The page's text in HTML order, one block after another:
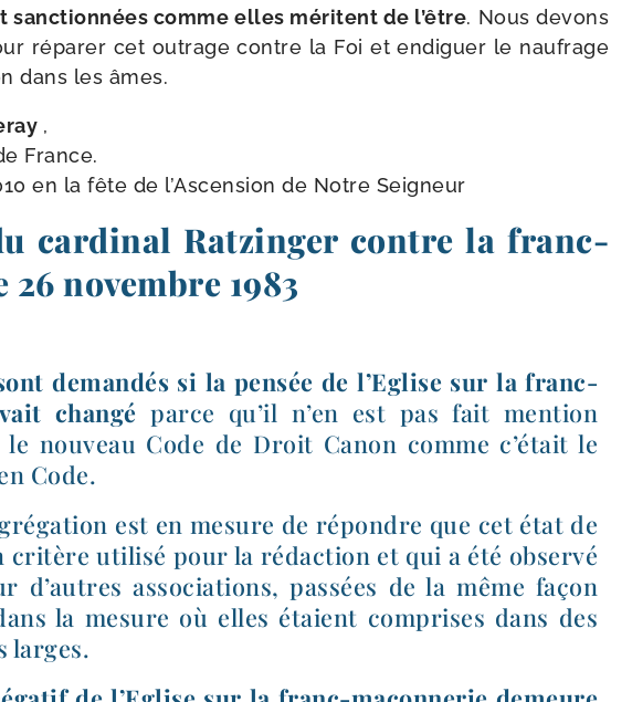
sanc­tion­nées comme elles méritent de l’être. Nous devons
répa­rer cet outrage contre la Foi et endi­guer le nau­frage
dans les âmes.
,
France.
en la fête de l’Ascension de Notre Seigneur
cardinal Ratzinger contre la franc-​
novembre 1983
deman­dés si la pen­sée de l’Eglise sur la franc-​
chan­gé parce qu’il n’en est pas fait men­tion
le nou­veau Code de Droit Canon comme c’é­tait le
Code.
est en mesure de répondre que cet état de
cri­tère uti­li­sé pour la rédac­tion et qui a été obser­vé
d’autres asso­cia­tions, pas­sées de la même façon
la mesure où elles étaient com­prises dans des
larges.